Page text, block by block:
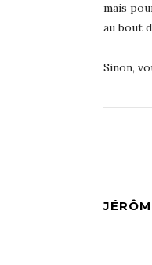
mais
au bout
Sinon,